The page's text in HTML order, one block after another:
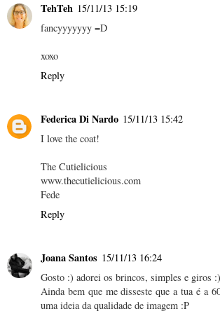
TehTeh 15/11/13 15:19
fancyyyyyyy =D
xoxo
Reply
Federica Di Nardo 15/11/13 15:42
I love the coat!
The Cutielicious
www.thecutielicious.com
Fede
Reply
Joana Santos 15/11/13 16:24
Gosto :) adorei os brincos, simples e giros :)
Ainda bem que me disseste que a tua é a
uma ideia da qualidade de imagem :P